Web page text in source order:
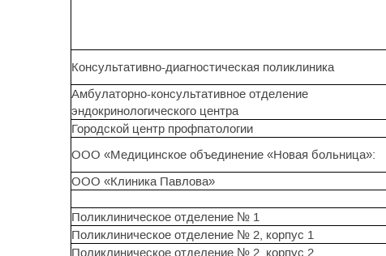
Консультативно-диагностическая поликлиника
Амбулаторно-консультативное отделение
эндокринологического центра
Городской центр профпатологии
ООО «Медицинское объединение «Новая больница»:
ООО «Клиника Павлова»
Поликлиническое отделение № 1
Поликлиническое отделение № 2, корпус 1
Поликлиническое отделение № 2, корпус 2